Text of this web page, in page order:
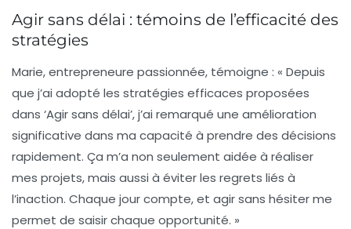
Agir sans délai : témoins de l’efficacité des
stratégies
Marie, entrepreneure passionnée, témoigne : « Depuis
que j’ai adopté les stratégies efficaces proposées
dans ‘Agir sans délai’, j’ai remarqué une amélioration
significative dans ma capacité à prendre des décisions
rapidement. Ça m’a non seulement aidée à réaliser
mes projets, mais aussi à éviter les regrets liés à
l’inaction. Chaque jour compte, et agir sans hésiter me
permet de saisir chaque opportunité. »